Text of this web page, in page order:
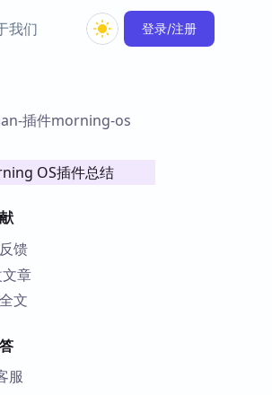
Obsidian 教程
我们 登录/注册
插件morning-os
OS插件总结
馈
章
文
服